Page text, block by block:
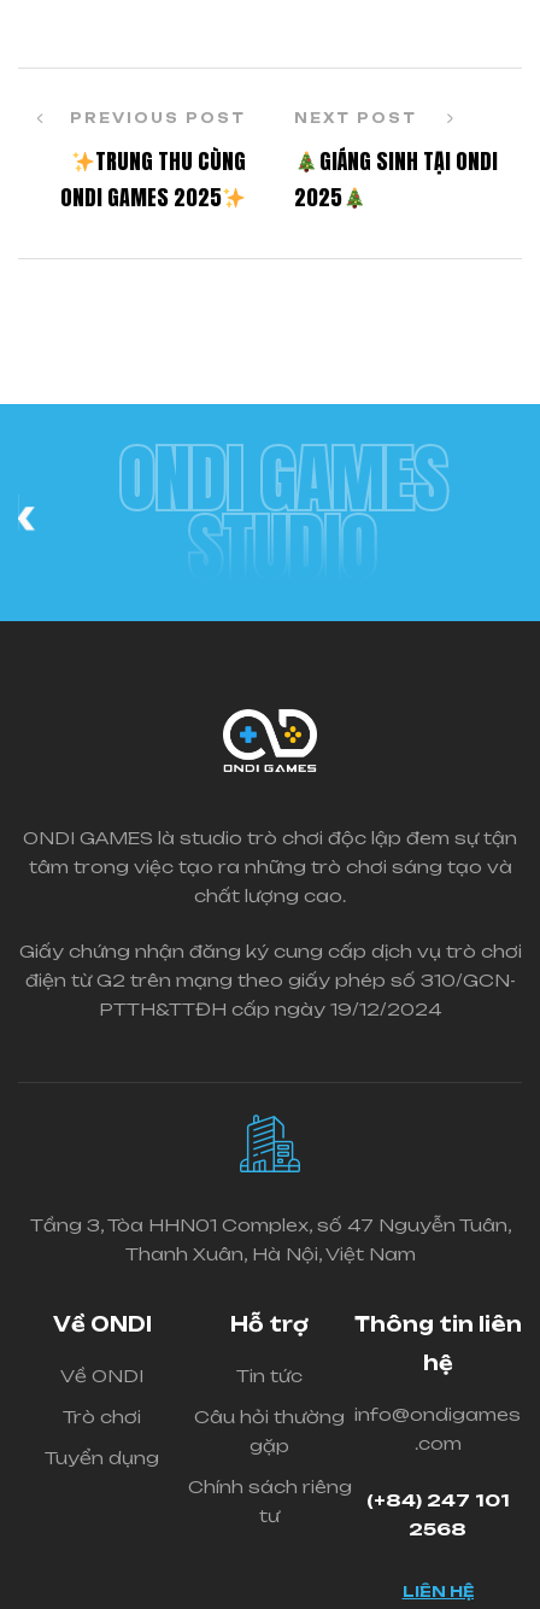
PREVIOUS POST
TRUNG THU CÙNG
ONDI GAMES 2025
NEXT POST
GIÁNG SINH TẠI ONDI
2025
ONDI GAMES
STUDIO
ONDI GAMES là studio trò chơi độc lập đem sự tận
tâm trong việc tạo ra những trò chơi sáng tạo và
chất lượng cao.
Giấy chứng nhận đăng ký cung cấp dịch vụ trò chơi
điện từ G2 trên mạng theo giấy phép số 310/GCN-
PTTH&TTĐH cấp ngày 19/12/2024
Tầng 3, Tòa HHN01 Complex, số 47 Nguyễn Tuân,
Thanh Xuân, Hà Nội, Việt Nam
Về ONDI
Về ONDI
Trò chơi
Tuyển dụng
Hỗ trợ
Tin tức
Câu hỏi thường
gặp
Chính sách riêng
tư
Thông tin liên
hệ
info@ondigames
.com
(+84) 247 101
2568
LIÊN HỆ